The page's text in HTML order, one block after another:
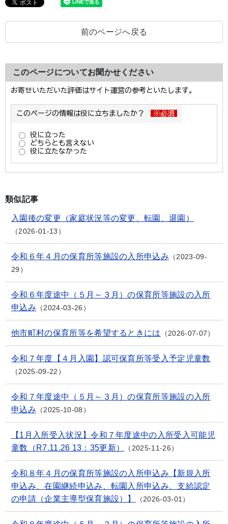
前のページへ戻る
このページについてお聞かせください
類似記事
入園後の変更（家庭状況等の変更、転園、退園）
2026-01-13
令和６年４月の保育所等施設の入所申込み
2023-09-
29
令和６年度途中（５月～３月）の保育所等施設の入所
申込み
2024-03-26
他市町村の保育所等を希望するときには 2026-07-07
令和７年度【４月入園】認可保育所等受入予定児童数
2025-09-22
令和７年度途中（５月～３月）の保育所等施設の入所
申込み
2025-10-08
【1月入所受入状況】令和７年度途中の入所受入可能児
童数（R7.11.26 13：35更新）
2025-11-26
令和８年４月の保育所等施設の入所申込み【新規入所
申込み、在園継続申込み、転園入所申込み、支給認定
の申請（企業主導型保育施設）】
2026-03-01